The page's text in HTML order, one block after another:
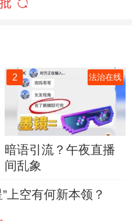
2 法治在线
暗语引流？午夜直播
间乱象
”上空有何新本领？